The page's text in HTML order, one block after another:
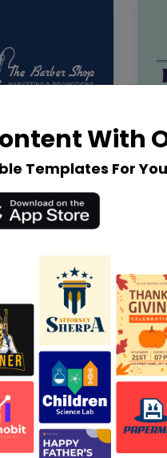
With
Templates For